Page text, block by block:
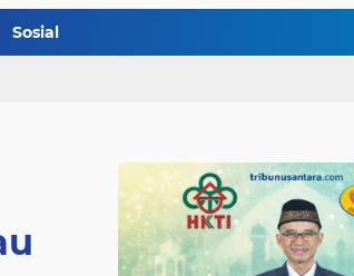
Penyambutan Kapolres Baru di Polres Yahukimo
Sosial